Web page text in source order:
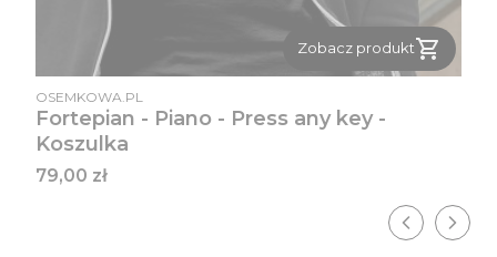
Zobacz produkt
PRODUCENT
OSEMKOWA.PL
Fortepian - Piano - Press any key -
Koszulka
Cena
79,00 zł